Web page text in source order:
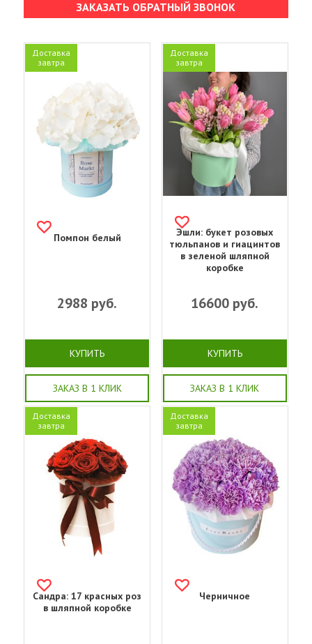
ЗАКАЗАТЬ ОБРАТНЫЙ ЗВОНОК
Доставка
завтра
Помпон белый
2988 руб.
КУПИТЬ
ЗАКАЗ В 1 КЛИК
Доставка
завтра
Эшли: букет розовых
тюльпанов и гиацинтов
в зеленой шляпной
коробке
16600 руб.
КУПИТЬ
ЗАКАЗ В 1 КЛИК
Доставка
завтра
Сандра: 17 красных роз
в шляпной коробке
Доставка
завтра
Черничное